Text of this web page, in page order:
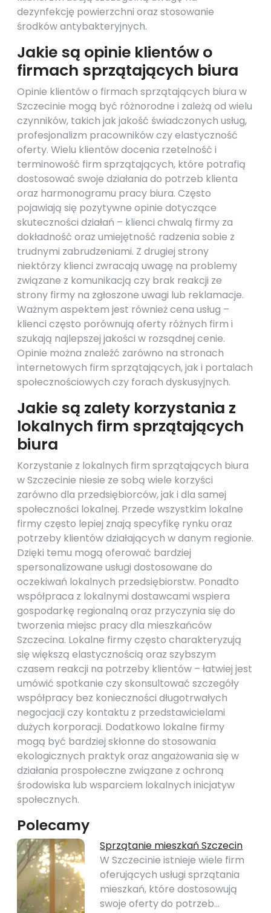
dezynfekcję powierzchni oraz stosowanie
środków antybakteryjnych.
Jakie są opinie klientów o
firmach sprzątających biura
Opinie klientów o firmach sprzątających biura w
Szczecinie mogą być różnorodne i zależą od wielu
czynników, takich jak jakość świadczonych usług,
profesjonalizm pracowników czy elastyczność
oferty. Wielu klientów docenia rzetelność i
terminowość firm sprzątających, które potrafią
dostosować swoje działania do potrzeb klienta
oraz harmonogramu pracy biura. Często
pojawiają się pozytywne opinie dotyczące
skuteczności działań – klienci chwalą firmy za
dokładność oraz umiejętność radzenia sobie z
trudnymi zabrudzeniami. Z drugiej strony
niektórzy klienci zwracają uwagę na problemy
związane z komunikacją czy brak reakcji ze
strony firmy na zgłoszone uwagi lub reklamacje.
Ważnym aspektem jest również cena usług –
klienci często porównują oferty różnych firm i
szukają najlepszej jakości w rozsądnej cenie.
Opinie można znaleźć zarówno na stronach
internetowych firm sprzątających, jak i portalach
społecznościowych czy forach dyskusyjnych.
Jakie są zalety korzystania z
lokalnych firm sprzątających
biura
Korzystanie z lokalnych firm sprzątających biura
w Szczecinie niesie ze sobą wiele korzyści
zarówno dla przedsiębiorców, jak i dla samej
społeczności lokalnej. Przede wszystkim lokalne
firmy często lepiej znają specyfikę rynku oraz
potrzeby klientów działających w danym regionie.
Dzięki temu mogą oferować bardziej
spersonalizowane usługi dostosowane do
oczekiwań lokalnych przedsiębiorstw. Ponadto
współpraca z lokalnymi dostawcami wspiera
gospodarkę regionalną oraz przyczynia się do
tworzenia miejsc pracy dla mieszkańców
Szczecina. Lokalne firmy często charakteryzują
się większą elastycznością oraz szybszym
czasem reakcji na potrzeby klientów – łatwiej jest
umówić spotkanie czy skonsultować szczegóły
współpracy bez konieczności długotrwałych
negocjacji czy kontaktu z przedstawicielami
dużych korporacji. Dodatkowo lokalne firmy
mogą być bardziej skłonne do stosowania
ekologicznych praktyk oraz angażowania się w
działania prospołeczne związane z ochroną
środowiska lub wsparciem lokalnych inicjatyw
społecznych.
Polecamy
Sprzątanie mieszkań Szczecin
W Szczecinie istnieje wiele firm
oferujących usługi sprzątania
mieszkań, które dostosowują
swoje oferty do potrzeb…